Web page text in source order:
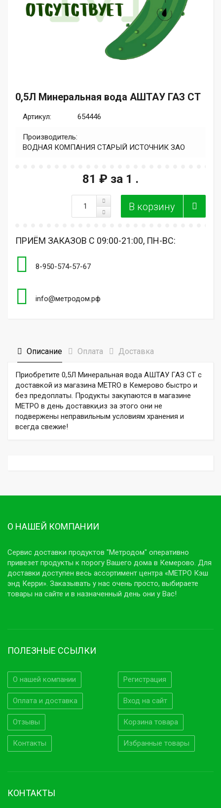
0,5Л Минеральная вода АШТАУ ГАЗ СТ
Артикул: 654446
Производитель:
ВОДНАЯ КОМПАНИЯ СТАРЫЙ ИСТОЧНИК ЗАО
81 ₽ за 1 .
ПРИЁМ ЗАКАЗОВ С 09:00-21:00, ПН-ВС:
8-950-574-57-67
info@метродом.рф
Описание Оплата Доставка
Приобретите 0,5Л Минеральная вода АШТАУ ГАЗ СТ с
доставкой из магазина METRO в Кемерово быстро и
без предоплаты. Продукты закупаются в магазине
МЕТРО в день доставки,из за этого они не
подвержены неправильным условиям хранения и
всегда свежие!
О НАШЕЙ КОМПАНИИ
Сервис доставки продуктов "Метродом" оперативно
привезет продукты к порогу Вашего дома в Кемерово. Для
доставки доступен весь ассортимент центра «МЕТРО Кэш
энд Керри». Заказывать у нас очень просто, выбираете
товары на сайте и в назначенный день они у Вас!
ПОЛЕЗНЫЕ ССЫЛКИ
О нашей компании
Оплата и доставка
Отзывы
Контакты
Регистрация
Вход на сайт
Корзина товара
Избранные товары
КОНТАКТЫ